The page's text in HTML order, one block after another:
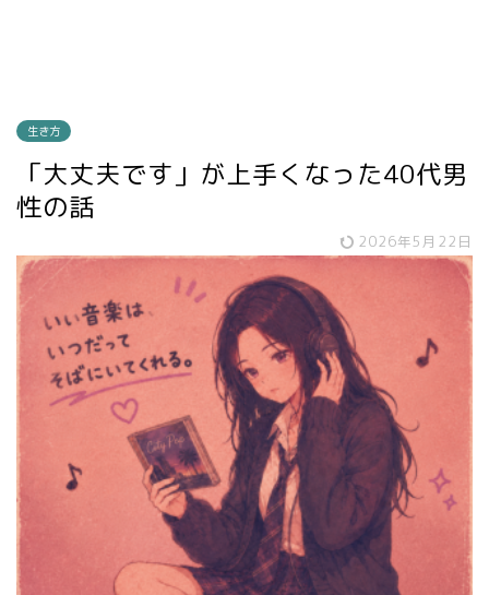
生き方
「大丈夫です」が上手くなった40代男
性の話
2026年5月22日